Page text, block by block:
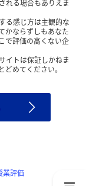
れる場合もありえま
る感じ方は主観的な
かならずしもあなた
で評価の高くない企
イトは保証しかねま
めてください。
業評価